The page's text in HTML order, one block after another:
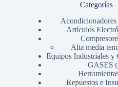
Categorías
Artículos
Alta media
Equipos Industriales y
GASES
Repuestos e